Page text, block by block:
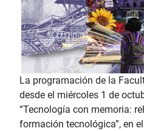
La programación de la
desde el miércoles 1 de
“Tecnología con memoria:
formación tecnológica”, en